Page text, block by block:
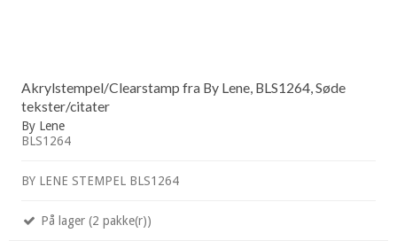
Akrylstempel/Clearstamp fra By Lene, BLS1264, Søde
tekster/citater
By Lene
BLS1264
BY LENE STEMPEL BLS1264
På lager (2 pakke(r))